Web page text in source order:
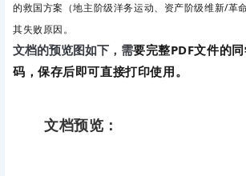
的救国方案（地主阶级洋务运动、资产阶级维新/革
其失败原因。
文档的预览图如下，需要完整PDF文件的
码，保存后即可直接打印使用。
文档预览：